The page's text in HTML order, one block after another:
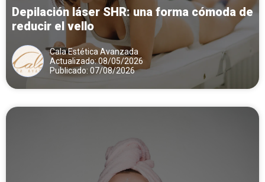
Depilación láser SHR: una forma cómoda de
reducir el vello
Cala Estética Avanzada
Actualizado: 08/05/2026
Publicado: 07/08/2026